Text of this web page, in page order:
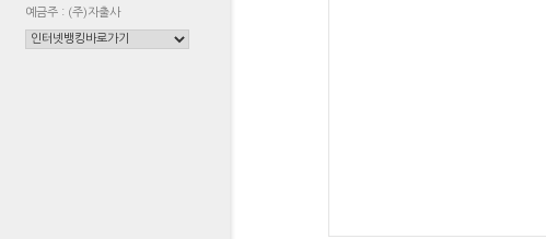
예금주 : (주)자출사